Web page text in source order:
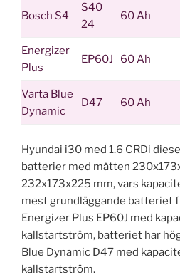
Bosch S4
S40
24
60 Ah
Energizer
Plus
EP60J 60 Ah
Varta Blue
Dynamic
D47 60 Ah
Hyundai i30 med 1.6 CRDi
batterier med måtten
232x173x225 mm, vars
mest grundläggande batteriet
Energizer Plus EP60J med
kallstartström, batteriet har
Blue Dynamic D47 med
kallstartström.